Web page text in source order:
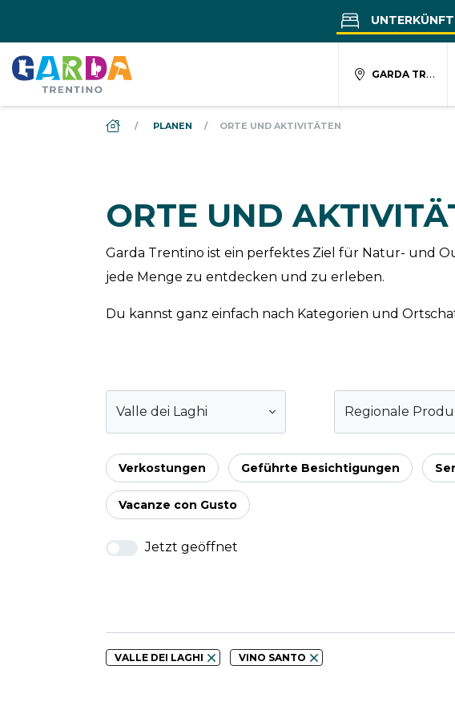
GARDA
DS_BREADCRUMB.HOME
PLANEN ORTE UND AKTIVITÄTEN
ORTE UND
Garda Trentino ist ein perfektes Ziel für Natur- und
jede Menge zu entdecken und zu erleben.
Du kannst ganz einfach nach Kategorien und
Valle dei Laghi Regionale
Verkostungen Geführte Besichtigungen
Vacanze con Gusto
Jetzt geöffnet
VALLE DEI LAGHI VINO SANTO